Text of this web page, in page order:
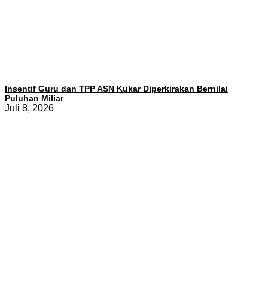
Insentif Guru dan TPP ASN Kukar Diperkirakan Bernilai
Puluhan Miliar
Juli 8, 2026